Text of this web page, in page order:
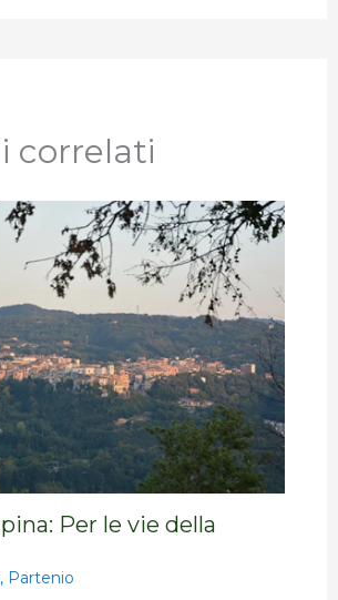
correlati
Per le vie della
, Partenio